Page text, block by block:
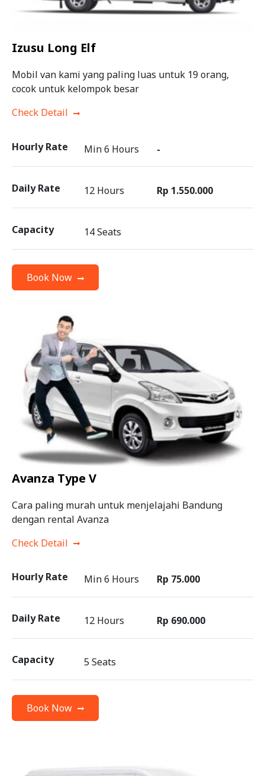
Izusu Long Elf
Mobil van kami yang paling luas untuk 19 orang,
cocok untuk kelompok besar
Check Detail
Hourly Rate Min 6 Hours -
Daily Rate 12 Hours Rp 1.550.000
Capacity 14 Seats
Book Now
Avanza Type V
Cara paling murah untuk menjelajahi Bandung
dengan rental Avanza
Check Detail
Hourly Rate Min 6 Hours Rp 75.000
Daily Rate 12 Hours Rp 690.000
Capacity 5 Seats
Book Now